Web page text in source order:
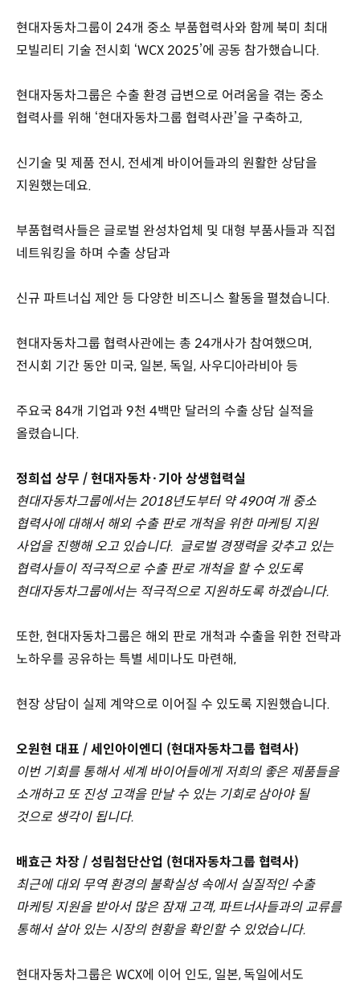
현대자동차그룹이 24개 중소 부품협력사와 함께 북미 최대
모빌리티 기술 전시회 ‘WCX 2025’에 공동 참가했습니다.
현대자동차그룹은 수출 환경 급변으로 어려움을 겪는 중소
협력사를 위해 ‘현대자동차그룹 협력사관’을 구축하고,
신기술 및 제품 전시, 전세계 바이어들과의 원활한 상담을
지원했는데요.
부품협력사들은 글로벌 완성차업체 및 대형 부품사들과 직접
네트워킹을 하며 수출 상담과
신규 파트너십 제안 등 다양한 비즈니스 활동을 펼쳤습니다.
현대자동차그룹 협력사관에는 총 24개사가 참여했으며,
전시회 기간 동안 미국, 일본, 독일, 사우디아라비아 등
주요국 84개 기업과 9천 4백만 달러의 수출 상담 실적을
올렸습니다.
정희섭 상무 / 현대자동차·기아 상생협력실
현대자동차그룹에서는 2018년도부터 약 490여 개 중소
협력사에 대해서 해외 수출 판로 개척을 위한 마케팅 지원
사업을 진행해 오고 있습니다. 글로벌 경쟁력을 갖추고 있는
협력사들이 적극적으로 수출 판로 개척을 할 수 있도록
현대자동차그룹에서는 적극적으로 지원하도록 하겠습니다.
또한, 현대자동차그룹은 해외 판로 개척과 수출을 위한 전략과
노하우를 공유하는 특별 세미나도 마련해,
현장 상담이 실제 계약으로 이어질 수 있도록 지원했습니다.
오원현 대표 / 세인아이엔디 (현대자동차그룹 협력사)
이번 기회를 통해서 세계 바이어들에게 저희의 좋은 제품들을
소개하고 또 진성 고객을 만날 수 있는 기회로 삼아야 될
것으로 생각이 됩니다.
배효근 차장 / 성림첨단산업 (현대자동차그룹 협력사)
최근에 대외 무역 환경의 불확실성 속에서 실질적인 수출
마케팅 지원을 받아서 많은 잠재 고객, 파트너사들과의 교류를
통해서 살아 있는 시장의 현황을 확인할 수 있었습니다.
현대자동차그룹은 WCX에 이어 인도, 일본, 독일에서도